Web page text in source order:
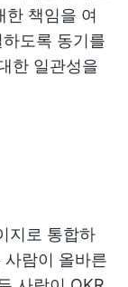
한 책임을 여
도록 동기를
한 일관성을
지로 통합하
람이 올바른